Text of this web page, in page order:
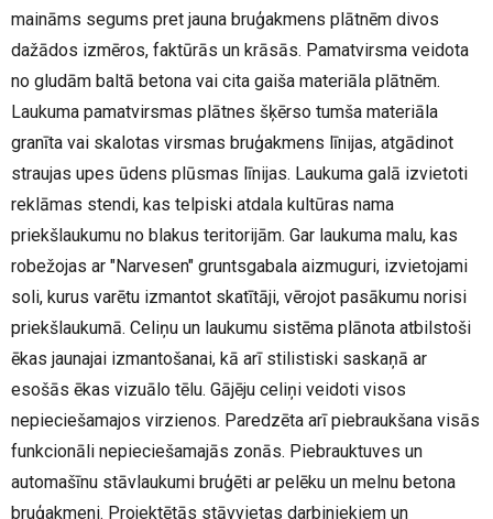
maināms segums pret jauna bruģakmens plātnēm divos
dažādos izmēros, faktūrās un krāsās. Pamatvirsma veidota
no gludām baltā betona vai cita gaiša materiāla plātnēm.
Laukuma pamatvirsmas plātnes šķērso tumša materiāla
granīta vai skalotas virsmas bruģakmens līnijas, atgādinot
straujas upes ūdens plūsmas līnijas. Laukuma galā izvietoti
reklāmas stendi, kas telpiski atdala kultūras nama
priekšlaukumu no blakus teritorijām. Gar laukuma malu, kas
robežojas ar "Narvesen" gruntsgabala aizmuguri, izvietojami
soli, kurus varētu izmantot skatītāji, vērojot pasākumu norisi
priekšlaukumā. Celiņu un laukumu sistēma plānota atbilstoši
ēkas jaunajai izmantošanai, kā arī stilistiski saskaņā ar
esošās ēkas vizuālo tēlu. Gājēju celiņi veidoti visos
nepieciešamajos virzienos. Paredzēta arī piebraukšana visās
funkcionāli nepieciešamajās zonās. Piebrauktuves un
automašīnu stāvlaukumi bruģēti ar pelēku un melnu betona
bruģakmeni. Projektētās stāvvietas darbiniekiem un